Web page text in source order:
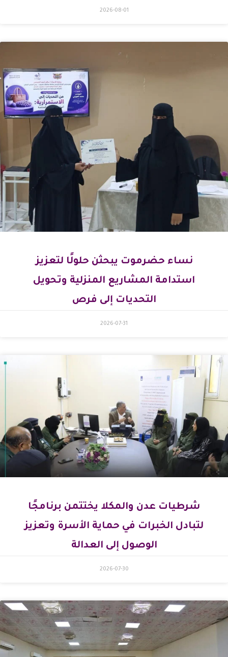
2026-08-01
نساء حضرموت يبحثن حلولًا لتعزيز
استدامة المشاريع المنزلية وتحويل
التحديات إلى فرص
2026-07-31
شرطيات عدن والمكلا يختتمن برنامجًا
لتبادل الخبرات في حماية الأسرة وتعزيز
الوصول إلى العدالة
2026-07-30